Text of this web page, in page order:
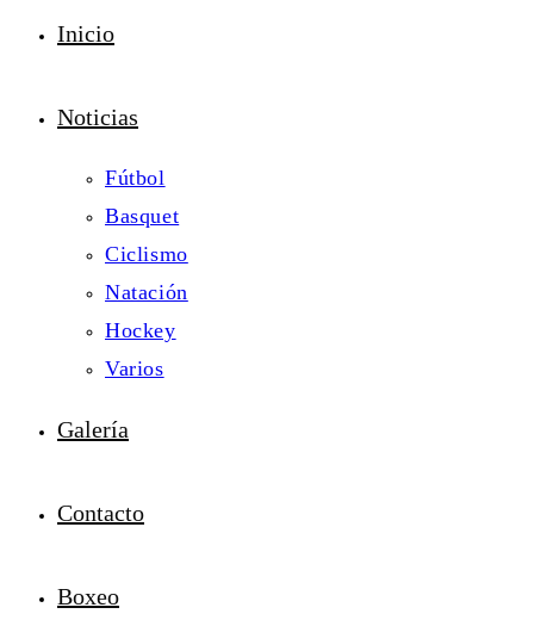
Inicio
Noticias
Fútbol
Basquet
Ciclismo
Natación
Hockey
Varios
Galería
Contacto
Boxeo